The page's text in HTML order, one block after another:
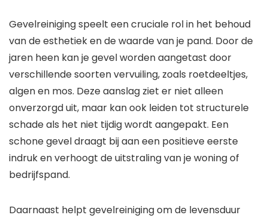
Gevelreiniging speelt een cruciale rol in het behoud
van de esthetiek en de waarde van je pand. Door de
jaren heen kan je gevel worden aangetast door
verschillende soorten vervuiling, zoals roetdeeltjes,
algen en mos. Deze aanslag ziet er niet alleen
onverzorgd uit, maar kan ook leiden tot structurele
schade als het niet tijdig wordt aangepakt. Een
schone gevel draagt bij aan een positieve eerste
indruk en verhoogt de uitstraling van je woning of
bedrijfspand.
Daarnaast helpt gevelreiniging om de levensduur